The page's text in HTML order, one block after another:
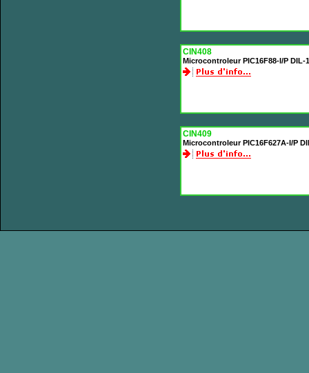
CIN408
Microcontroleur PIC16F88-I/P DIL-
CIN409
Microcontroleur PIC16F627A-I/P